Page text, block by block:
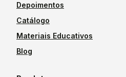
Depoimentos
Catálogo
Materiais Educativos
Blog